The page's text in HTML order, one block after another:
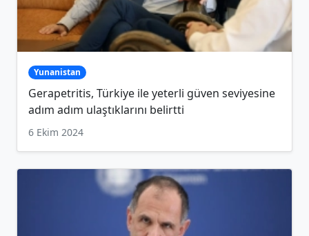
Yunanistan
Gerapetritis, Türkiye ile yeterli güven seviyesine
adım adım ulaştıklarını belirtti
6 Ekim 2024